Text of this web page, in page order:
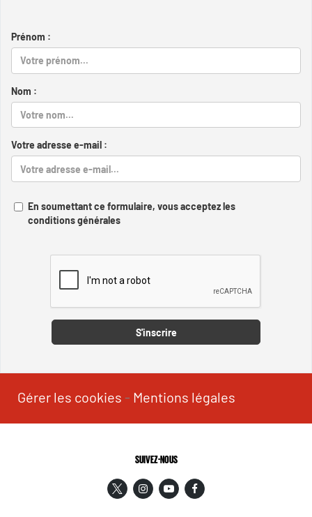
Prénom :
Nom :
Votre adresse e-mail :
En soumettant ce formulaire, vous acceptez les
conditions générales
S'inscrire
Gérer les cookies - Mentions légales
SUIVEZ-NOUS